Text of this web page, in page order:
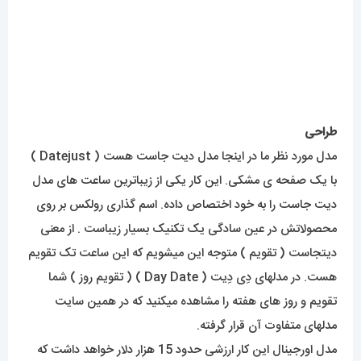
سایز کردن بند، حالت دست مصرف کننده را به خود میگیرد و از اینکه
ساعت روی مچ بد حالت بگیرد جلوگیری میکند؛ این یکی دیگه از
گزینه های شناسنامه ی رولکس است.
موتور
در قلب این ساعت زیبا یک موتور تک زمانه با منبع تغذیه باتری
قرار گرفته که از کیفیت قابل قبولی برخوردار است و در صورت
استفاده صحیح عمر طولانی نیز خواهد داشت. ساخت این موتور با
دوام در کشور ژاپن انجام میشود.
میزان ضدآبی
این محصول در حد روزمرگی و دست شستن ضد آب خواهد بود و